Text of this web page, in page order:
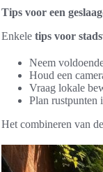
Tips voor een
Enkele tips voor
Neem
Houd een
Vraag lokale
Plan rustpunten
Het combineren van